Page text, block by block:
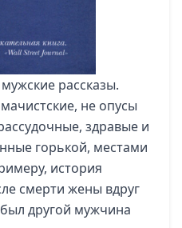
рассказы.
не опусы
здравые и
горькой, местами
история
смерти жены вдруг
другой мужчина